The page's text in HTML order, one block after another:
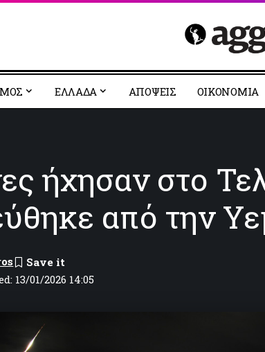
EΛΛΑΔΑ ΑΠΟΨΕΙΣ ΟΙΚΟΝΟΜΙΑ
ήχησαν στο
από την
13/01/2026 14:05